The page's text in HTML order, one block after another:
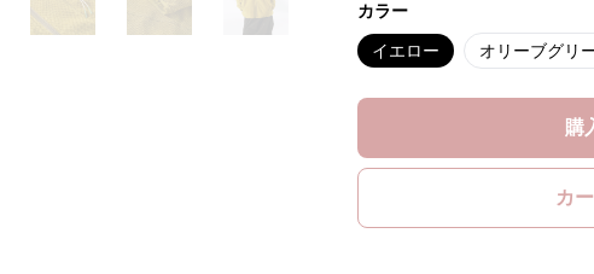
カラー
イエロー オリーブグリ
購
カ